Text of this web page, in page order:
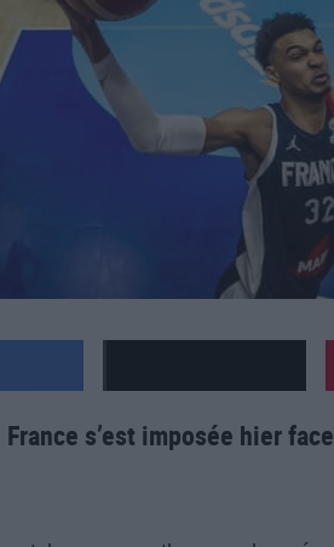
France s’est imposée hier